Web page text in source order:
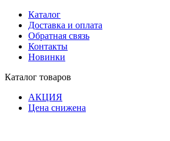
Каталог
Доставка и оплата
Обратная связь
Контакты
Новинки
Каталог товаров
АКЦИЯ
Цена снижена